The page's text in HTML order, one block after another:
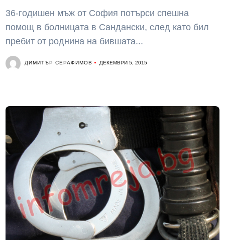
36-годишен мъж от София потърси спешна
помощ в болницата в Сандански, след като бил
пребит от роднина на бившата...
ДИМИТЪР СЕРАФИМОВ ДЕКЕМВРИ 5, 2015